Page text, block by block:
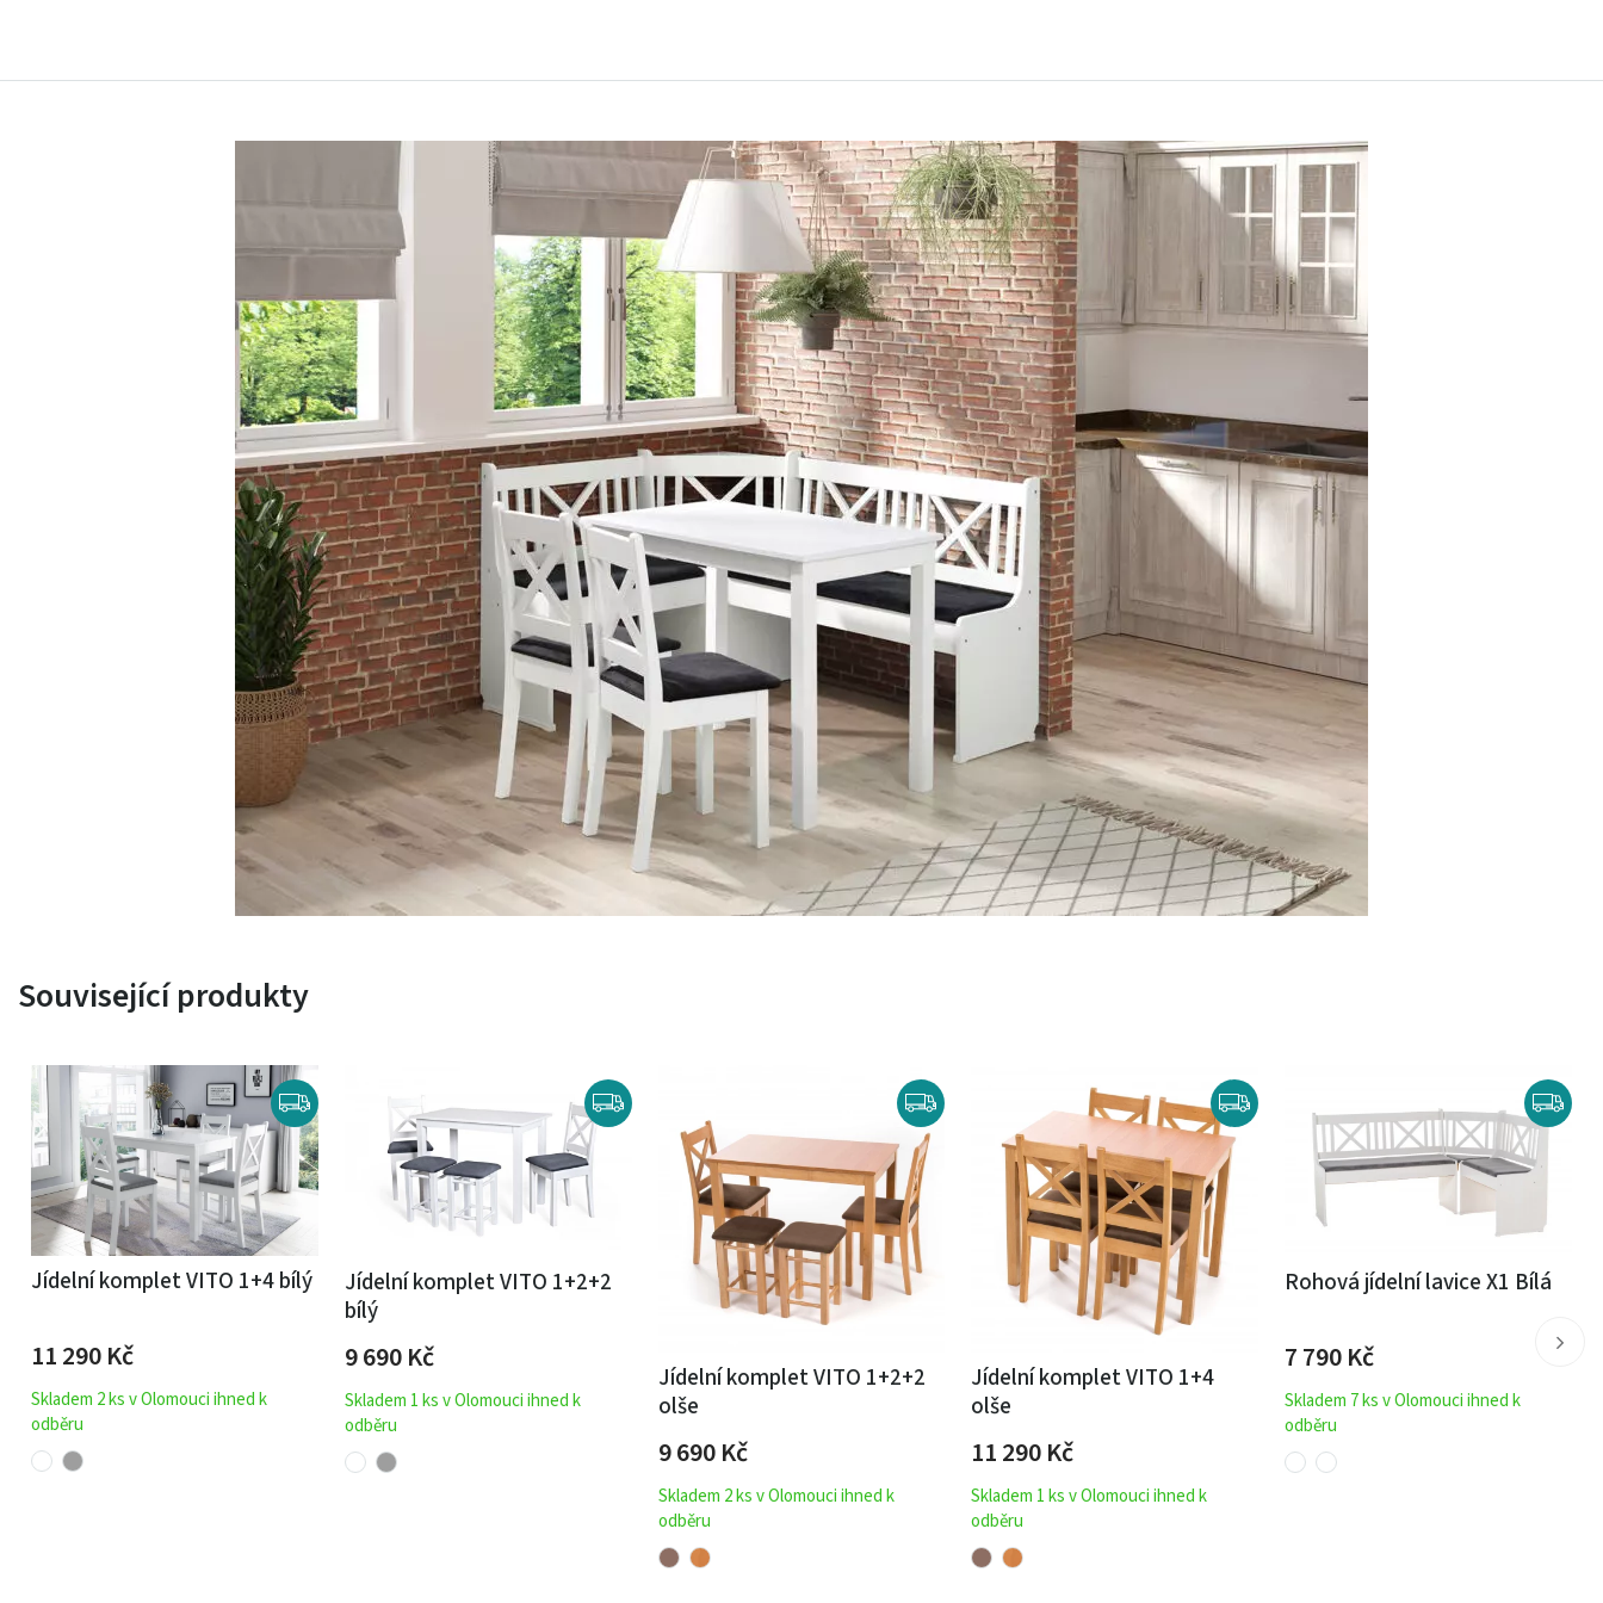
Související produkty
Jídelní komplet VITO 1+4 bílý
11 290Kč
Skladem 2 ks v Olomouci ihned k
odběru
Jídelní komplet VITO 1+2+2
bílý
9 690Kč
Skladem 1 ks v Olomouci ihned k
odběru
Jídelní komplet VITO 1+2+2
olše
9 690Kč
Skladem 2 ks v Olomouci ihned k
odběru
Jídelní komplet VITO 1+4
olše
11 290Kč
Skladem 1 ks v Olomouci ihned k
odběru
Rohová jídelní lavice X1 Bílá
7 790Kč
Skladem 7 ks v Olomouci ihned k
odběru